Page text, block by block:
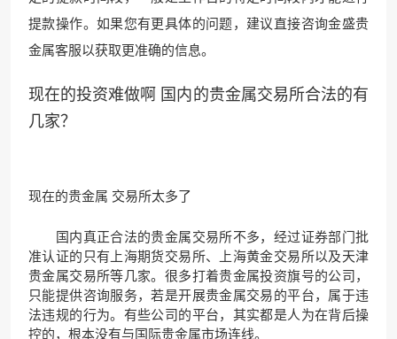
提款操作。如果您有更具体的问题，建议直接咨询金盛贵
金属客服以获取更准确的信息。
现在的投资难做啊 国内的贵金属交易所合法的有
几家？
现在的贵金属 交易所太多了
国内真正合法的贵金属交易所不多，经过证券部门批
准认证的只有上海期货交易所、上海黄金交易所以及天津
贵金属交易所等几家。很多打着贵金属投资旗号的公司，
只能提供咨询服务，若是开展贵金属交易的平台，属于违
法违规的行为。有些公司的平台，其实都是人为在背后操
控的，根本没有与国际贵金属市场连线。